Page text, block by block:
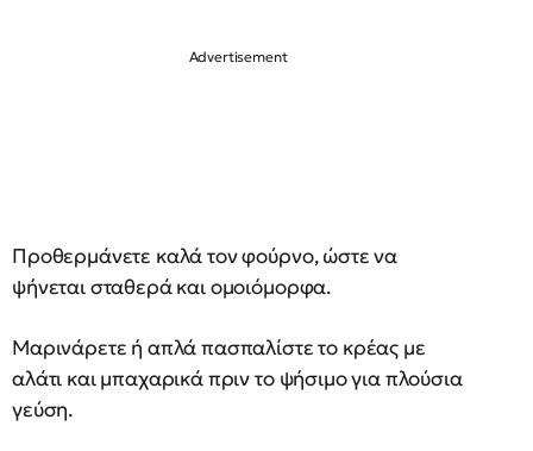
Προθερμάνετε καλά τον φούρνο, ώστε να
ψήνεται σταθερά και ομοιόμορφα.
Μαρινάρετε ή απλά πασπαλίστε το κρέας με
αλάτι και μπαχαρικά πριν το ψήσιμο για πλούσια
γεύση.